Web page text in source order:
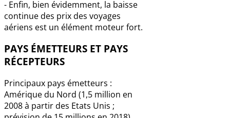
- Enfin, bien évidemment, la baisse
continue des prix des voyages
aériens est un élément moteur fort.
PAYS ÉMETTEURS ET PAYS
RÉCEPTEURS
Principaux pays émetteurs :
Amérique du Nord (1,5 million en
2008 à partir des Etats Unis ;